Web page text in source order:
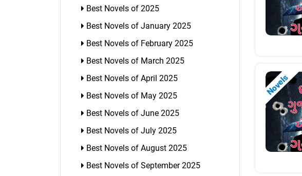
Best Novels of 2025
Best Novels of January 2025
Best Novels of February 2025
Best Novels of March 2025
Best Novels of April 2025
Best Novels of May 2025
Best Novels of June 2025
Best Novels of July 2025
Best Novels of August 2025
Best Novels of September 2025
Novels